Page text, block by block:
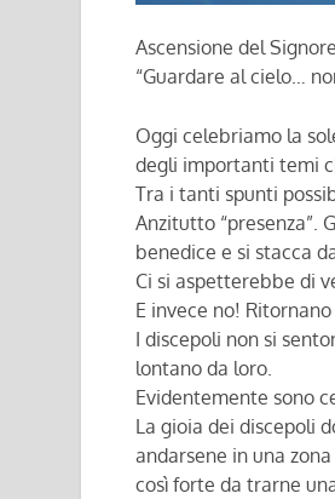
Ascensione del
“Guardare al cielo…
Oggi celebriamo la
degli importanti temi
Tra i tanti spunti
Anzitutto “presenza”.
benedice e si stacca
Ci si aspetterebbe di
E invece no!
I discepoli non si
lontano da loro.
Evidentemente sono
La gioia dei discepoli
andarsene in una
così forte da trarne